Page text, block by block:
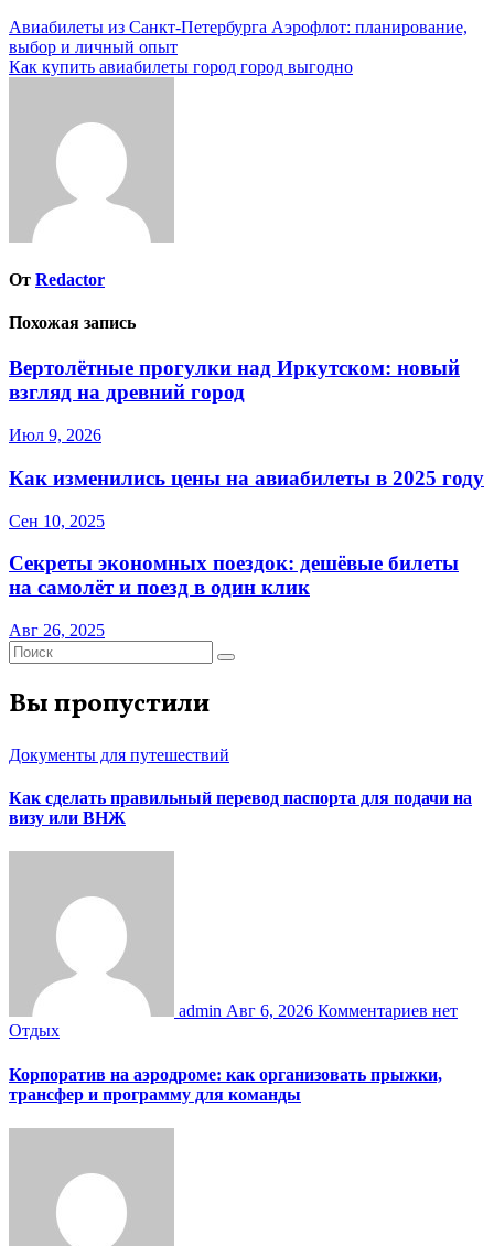
Навигация
по
Авиабилеты из Санкт-Петербурга Аэрофлот: планирование,
выбор и личный опыт
Как купить авиабилеты город город выгодно
От Redactor
Похожая запись
Вертолётные прогулки над Иркутском: новый
взгляд на древний город
Июл 9, 2026
Как изменились цены на авиабилеты в 2025 году
Сен 10, 2025
Секреты экономных поездок: дешёвые билеты
на самолёт и поезд в один клик
Авг 26, 2025
Вы пропустили
Документы для путешествий
Как сделать правильный перевод паспорта для подачи на
визу или ВНЖ
admin Авг 6, 2026 Комментариев нет
Отдых
Корпоратив на аэродроме: как организовать прыжки,
трансфер и программу для команды